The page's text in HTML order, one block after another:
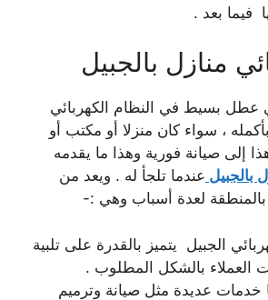
فيما بعد .
منازل بالجبيل
بسيط في النظام الكهربائي
، سواء كان منزلا أو مكتب أو
إلى صيانة فورية وهذا ما يقدمه
بالجبيل عندما تلجأ له . ويعد من
بالمنطقة لعدة أسباب وهي :-
الجبيل يتميز بالقدرة على تلبية
العملاء بالشكل المطلوب .
خدمات عديدة مثل صيانة وترميم